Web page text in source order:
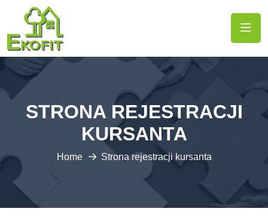
STRONA REJESTRACJI
KURSANTA
Home Strona rejestracji kursanta